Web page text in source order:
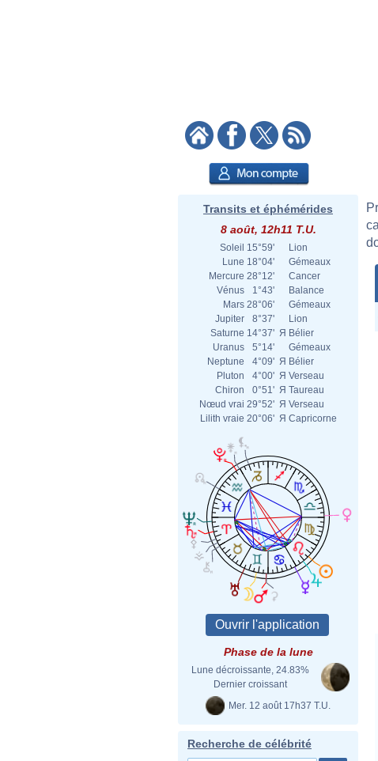
Transits et éphémérides
8 août, 12h11 T.U.
Soleil 15°59'
Lion
Lune 18°04'
Gémeaux
Mercure 28°12'
Cancer
Vénus
1°43'
Balance
Mars 28°06'
Gémeaux
Jupiter
8°37'
Lion
Saturne 14°37' Я Bélier
Uranus
5°14'
Gémeaux
Neptune
4°09' Я Bélier
Pluton
4°00' Я Verseau
Chiron
0°51' Я Taureau
Nœud vrai 29°52' Я Verseau
Lilith vraie 20°06' Я Capricorne
Phase de la lune
Lune décroissante, 24.83%
Dernier croissant
Mer. 12 août 17h37 T.U.
Recherche de célébrité